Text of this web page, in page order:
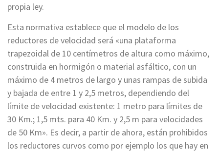
propia ley.
Esta normativa establece que el modelo de los
reductores de velocidad será «una plataforma
trapezoidal de 10 centímetros de altura como máximo,
construida en hormigón o material asfáltico, con un
máximo de 4 metros de largo y unas rampas de subida
y bajada de entre 1 y 2,5 metros, dependiendo del
límite de velocidad existente: 1 metro para límites de
30 Km.; 1,5 mts. para 40 Km. y 2,5 m para velocidades
de 50 Km». Es decir, a partir de ahora, están prohibidos
los reductores curvos como por ejemplo los que hay en